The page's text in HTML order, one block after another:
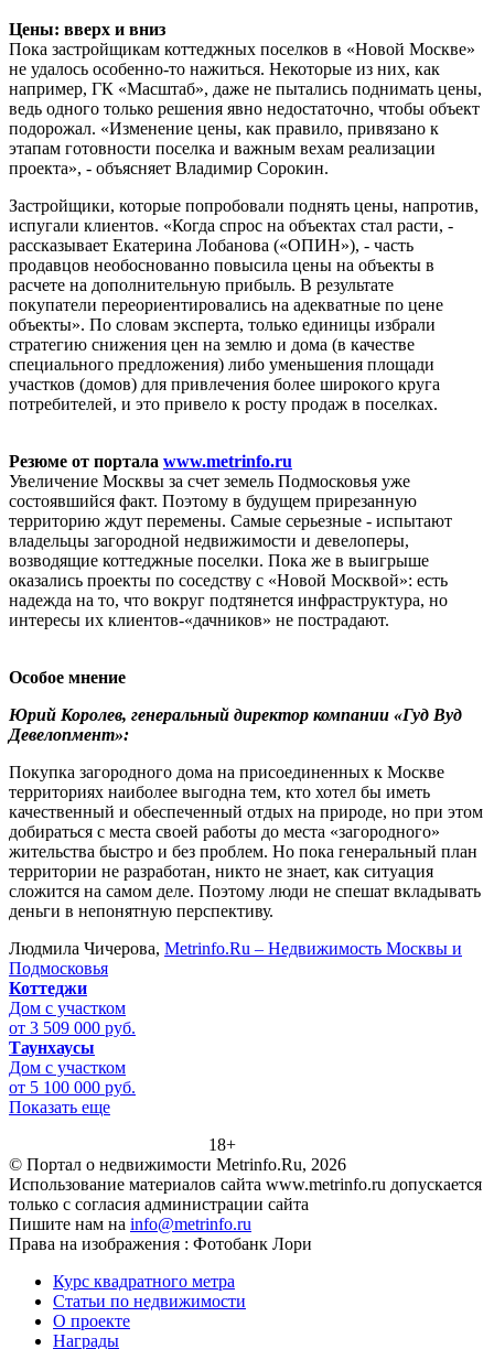
Цены: вверх и вниз
Пока застройщикам коттеджных поселков в «Новой Москве»
не удалось особенно-то нажиться. Некоторые из них, как
например, ГК «Масштаб», даже не пытались поднимать цены,
ведь одного только решения явно недостаточно, чтобы объект
подорожал. «Изменение цены, как правило, привязано к
этапам готовности поселка и важным вехам реализации
проекта», - объясняет Владимир Сорокин.
Застройщики, которые попробовали поднять цены, напротив,
испугали клиентов. «Когда спрос на объектах стал расти, -
рассказывает Екатерина Лобанова («ОПИН»), - часть
продавцов необоснованно повысила цены на объекты в
расчете на дополнительную прибыль. В результате
покупатели переориентировались на адекватные по цене
объекты». По словам эксперта, только единицы избрали
стратегию снижения цен на землю и дома (в качестве
специального предложения) либо уменьшения площади
участков (домов) для привлечения более широкого круга
потребителей, и это привело к росту продаж в поселках.
Резюме от портала www.metrinfo.ru
Увеличение Москвы за счет земель Подмосковья уже
состоявшийся факт. Поэтому в будущем прирезанную
территорию ждут перемены. Самые серьезные - испытают
владельцы загородной недвижимости и девелоперы,
возводящие коттеджные поселки. Пока же в выигрыше
оказались проекты по соседству с «Новой Москвой»: есть
надежда на то, что вокруг подтянется инфраструктура, но
интересы их клиентов-«дачников» не пострадают.
Особое мнение
Юрий Королев, генеральный директор компании «Гуд Вуд
Девелопмент»:
Покупка загородного дома на присоединенных к Москве
территориях наиболее выгодна тем, кто хотел бы иметь
качественный и обеспеченный отдых на природе, но при этом
добираться с места своей работы до места «загородного»
жительства быстро и без проблем. Но пока генеральный план
территории не разработан, никто не знает, как ситуация
сложится на самом деле. Поэтому люди не спешат вкладывать
деньги в непонятную перспективу.
Людмила Чичерова, Metrinfo.Ru – Недвижимость Москвы и
Подмосковья
Коттеджи
Дом с участком
от 3 509 000 руб.
Таунхаусы
Дом с участком
от 5 100 000 руб.
Показать еще
18+
© Портал о недвижимости Metrinfo.Ru, 2026
Использование материалов сайта www.metrinfo.ru допускается
только с согласия администрации сайта
Пишите нам на info@metrinfo.ru
Права на изображения : Фотобанк Лори
Курс квадратного метра
Статьи по недвижимости
О проекте
Награды